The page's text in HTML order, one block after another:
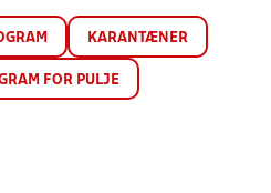
KARANTÆNER
FOR PULJE